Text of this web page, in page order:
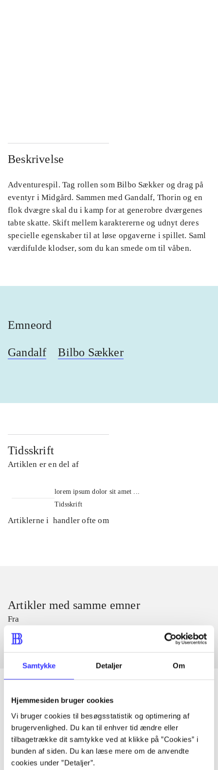
Samtykke Detaljer Om
Hjemmesiden bruger cookies
Vi bruger cookies til besøgsstatistik og optimering af
brugervenlighed. Du kan til enhver tid ændre eller
tilbagetrække dit samtykke ved at klikke på ”Cookies” i
bunden af siden. Du kan læse mere om de anvendte
cookies under ”Detaljer”.
Beskrivelse
Adventurespil. Tag rollen som Bilbo Sækker og drag på
eventyr i Midgård. Sammen med Gandalf, Thorin og en
flok dvægre skal du i kamp for at generobre dværgenes
tabte skatte. Skift mellem karaktererne og udnyt deres
specielle egenskaber til at løse opgaverne i spillet. Saml
værdifulde klodser, som du kan smede om til våben.
Emneord
Gandalf Bilbo Sækker
Tidsskrift
Artiklen er en del af
lorem ipsum dolor sit amet ...
Tidsskrift
Artiklerne i handler ofte om
Artikler med samme emner
Fra
Artikler
Alle registrerede artikler fordelt på udgivelser